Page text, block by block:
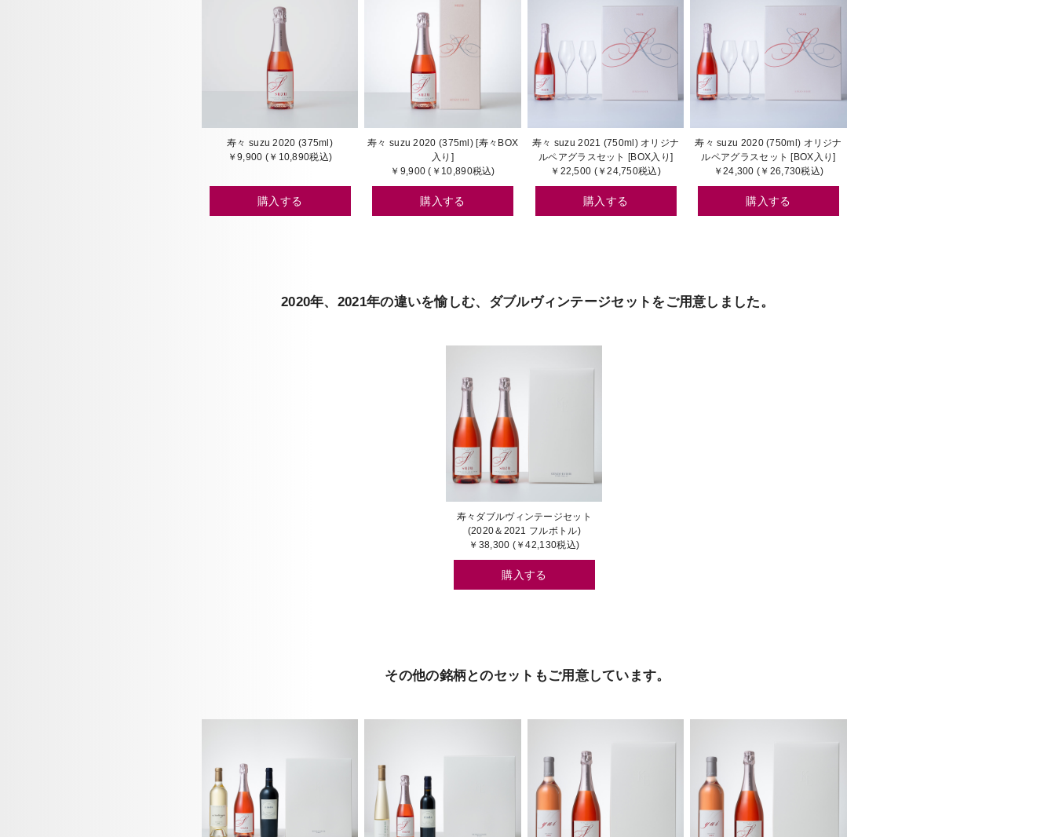
寿々 suzu 2020 (375ml)
￥9,900 (￥10,890税込)
購入する
寿々 suzu 2020 (375ml) [寿々BOX
入り]
￥9,900 (￥10,890税込)
購入する
寿々 suzu 2021 (750ml) オリジナ
ルペアグラスセット [BOX入り]
￥22,500 (￥24,750税込)
購入する
寿々 suzu 2020 (750ml) オリジナ
ルペアグラスセット [BOX入り]
￥24,300 (￥26,730税込)
購入する
2020年、2021年の違いを愉しむ、 ダブルヴィンテージセットをご用意しました。
寿々ダブルヴィンテージセット
(2020＆2021 フルボトル)
￥38,300 (￥42,130税込)
購入する
その他の銘柄とのセットもご用意しています。